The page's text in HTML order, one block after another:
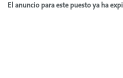
El anuncio para este puesto ya ha